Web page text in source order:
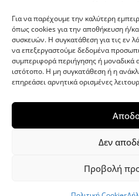
Για να παρέχουμε την καλύτερη
όπως cookies για την αποθήκευση ή/
συσκευών. Η συγκατάθεση για τις εν
να επεξεργαστούμε δεδομένα
συμπεριφορά περιήγησης ή μοναδικά
ιστότοπο. Η μη συγκατάθεση ή η
επηρεάσει αρνητικά ορισμένες
Δεν
Προβολή
G-point.gr
WordPress Theme|Viral